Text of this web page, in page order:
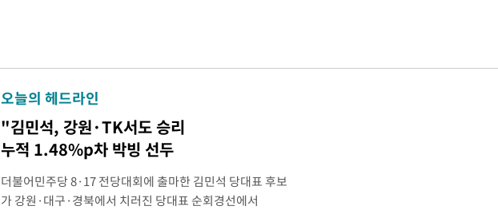
오늘의 헤드라인
"김민석, 강원·TK서도 승리
누적 1.48%p차 박빙 선두
더불어민주당 8·17 전당대회에 출마한 김민석 당대표 후보
가 강원·대구·경북에서 치러진 당대표 순회경선에서